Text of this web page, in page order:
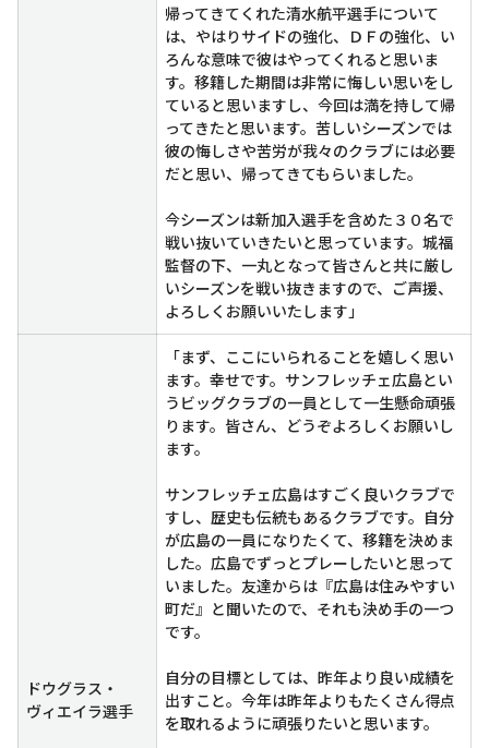
帰ってきてくれた清水航平選手について
は、やはりサイドの強化、ＤＦの強化、い
ろんな意味で彼はやってくれると思いま
す。移籍した期間は非常に悔しい思いをし
ていると思いますし、今回は満を持して帰
ってきたと思います。苦しいシーズンでは
彼の悔しさや苦労が我々のクラブには必要
だと思い、帰ってきてもらいました。
今シーズンは新加入選手を含めた３０名で
戦い抜いていきたいと思っています。城福
監督の下、一丸となって皆さんと共に厳し
いシーズンを戦い抜きますので、ご声援、
よろしくお願いいたします」
ドウグラス・
ヴィエイラ選手
「まず、ここにいられることを嬉しく思い
ます。幸せです。サンフレッチェ広島とい
うビッグクラブの一員として一生懸命頑張
ります。皆さん、どうぞよろしくお願いし
ます。
サンフレッチェ広島はすごく良いクラブで
すし、歴史も伝統もあるクラブです。自分
が広島の一員になりたくて、移籍を決めま
した。広島でずっとプレーしたいと思って
いました。友達からは『広島は住みやすい
町だ』と聞いたので、それも決め手の一つ
です。
自分の目標としては、昨年より良い成績を
出すこと。今年は昨年よりもたくさん得点
を取れるように頑張りたいと思います。